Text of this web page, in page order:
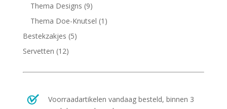
Thema Designs (9)
Thema Doe-Knutsel (1)
Bestekzakjes (5)
Servetten (12)
Voorraadartikelen vandaag besteld, binnen 3